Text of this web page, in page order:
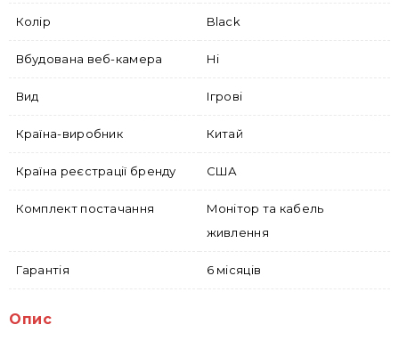
Колір Black
Вбудована веб-камера Ні
Вид Ігрові
Країна-виробник Китай
Країна реєстрації бренду США
Комплект постачання
Монітор та кабель
живлення
Гарантія 6 місяців
Опис